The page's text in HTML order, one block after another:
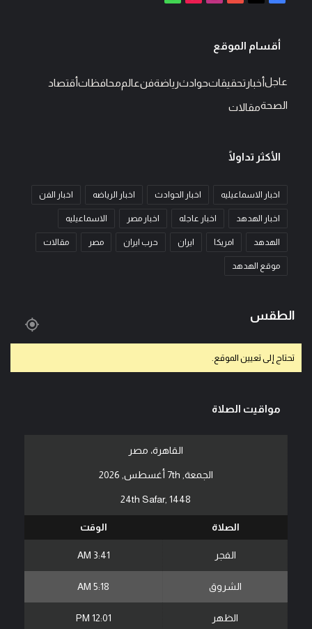
أقسام الموقع
عاجلأخبار تحقيقاتحوادثرياضةفنعالممحافظاتأقتصاد
الصحةمقالات
الأكثر تداولًا
اخبار الاسماعيليه اخبار الحوادث اخبار الرياضه اخبار الفن
اخبار الهدهد اخبار عاجله اخبار مصر الاسماعيليه
الهدهد امريكا ايران حرب ايران مصر مقالات
موقع الهدهد
الطقس
تحتاج إلى تعيين الموقع.
مواقيت الصلاة
القاهرة، مصر
الجمعة, 7th أغسطس, 2026
24th Safar, 1448
الصلاة الوقت
الفجر 3:41 AM
الشروق 5:18 AM
الظهر 12:01 PM